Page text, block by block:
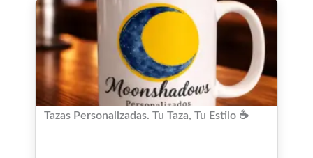
Tazas Personalizadas. Tu Taza, Tu Estilo ☕